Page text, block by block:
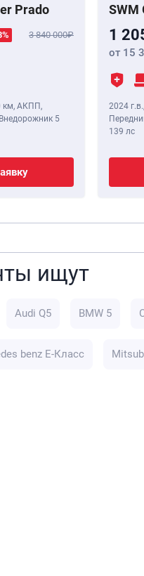
Prado
3 840 000
км, АКПП,
5
SWM
1
от 15
2024 г.в.,
139 лс
ищут
Audi Q5 BMW 5
benz E-Класс